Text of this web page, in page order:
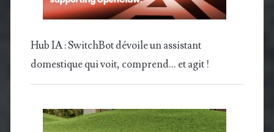
Hub IA : SwitchBot dévoile un assistant
domestique qui voit, comprend… et agit !